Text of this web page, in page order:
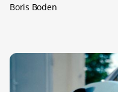
Boris Boden